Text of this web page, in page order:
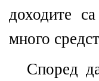
доходите
много
Според